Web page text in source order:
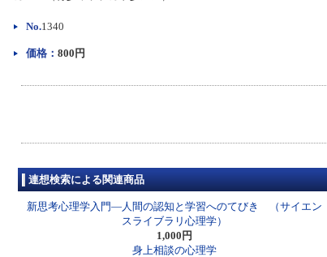
No.1340
価格： 800円
連想検索による関連商品
新思考心理学入門―人間の認知と学習へのてびき （サイエン
スライブラリ心理学）
1,000円
身上相談の心理学